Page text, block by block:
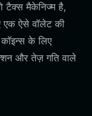
टैक्स मैकेनिज्म है,
ऐसे वॉलेट की
के लिए
और तेज़ गति वाले